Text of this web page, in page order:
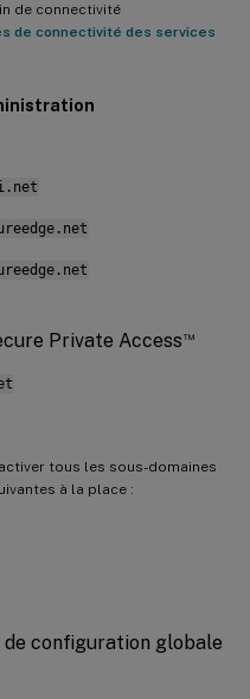
de connectivité
de connectivité des services
Private Access™
tous les sous-domaines
à la place :
configuration globale